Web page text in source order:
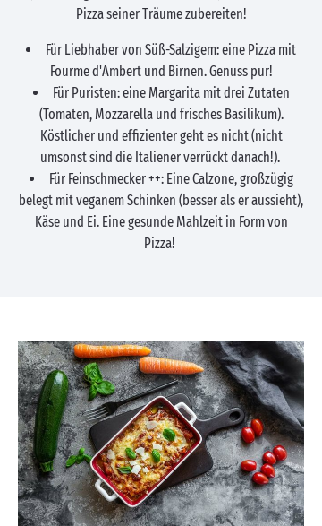
Pizza seiner Träume zubereiten!
Für Liebhaber von Süß-Salzigem: eine Pizza mit
Fourme d'Ambert und Birnen. Genuss pur!
Für Puristen: eine Margarita mit drei Zutaten
(Tomaten, Mozzarella und frisches Basilikum).
Köstlicher und effizienter geht es nicht (nicht
umsonst sind die Italiener verrückt danach!).
Für Feinschmecker ++: Eine Calzone, großzügig
belegt mit veganem Schinken (besser als er aussieht),
Käse und Ei. Eine gesunde Mahlzeit in Form von
Pizza!